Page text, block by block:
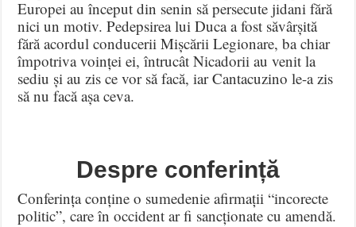
Europei au început din senin să persecute jidani fără
nici un motiv. Pedepsirea lui Duca a fost săvârșită
fără acordul conducerii Mișcării Legionare, ba chiar
împotriva voinței ei, întrucât Nicadorii au venit la
sediu și au zis ce vor să facă, iar Cantacuzino le-a zis
să nu facă așa ceva.
Despre conferință
Conferința conține o sumedenie afirmații “incorecte
politic”, care în occident ar fi sancționate cu amendă.